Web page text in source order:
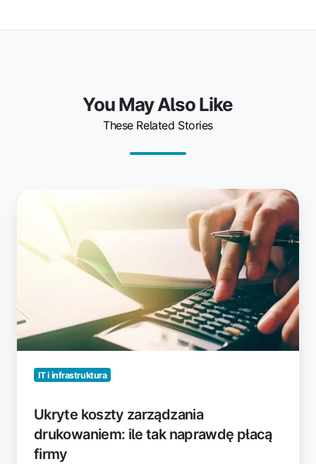
You May Also Like
These Related Stories
zarządzania
drukowaniem:
płacą
firmy
IT i infrastruktura
Ukryte koszty zarządzania
drukowaniem: ile tak naprawdę płacą
firmy